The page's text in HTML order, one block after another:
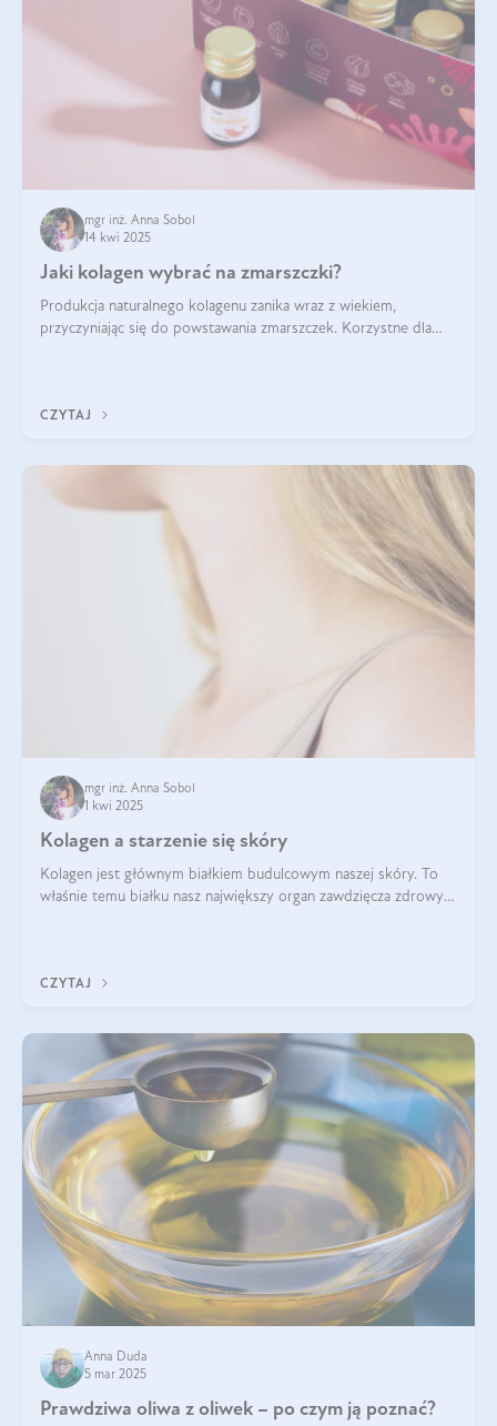
mgr inż. Anna Sobol
14 kwi 2025
Jaki kolagen wybrać na zmarszczki?
Produkcja naturalnego kolagenu zanika wraz z wiekiem,
przyczyniając się do powstawania zmarszczek. Korzystne dla
CZYTAJ
mgr inż. Anna Sobol
1 kwi 2025
Kolagen a starzenie się skóry
Kolagen jest głównym białkiem budulcowym naszej skóry. To
właśnie temu białku nasz największy organ zawdzięcza zdrowy
CZYTAJ
Anna Duda
5 mar 2025
Prawdziwa oliwa z oliwek – po czym ją poznać?